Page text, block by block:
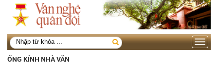
Toggle
ỐNG KÍNH NHÀ VĂN